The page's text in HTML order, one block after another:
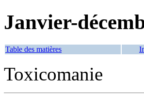
Janvier-
Table des matières
Toxicomanie